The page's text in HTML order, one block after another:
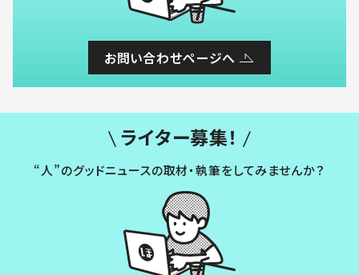
お問い合わせページへ
ライター募集！
“人”のグッドニュースの取材・執筆をしてみませんか？